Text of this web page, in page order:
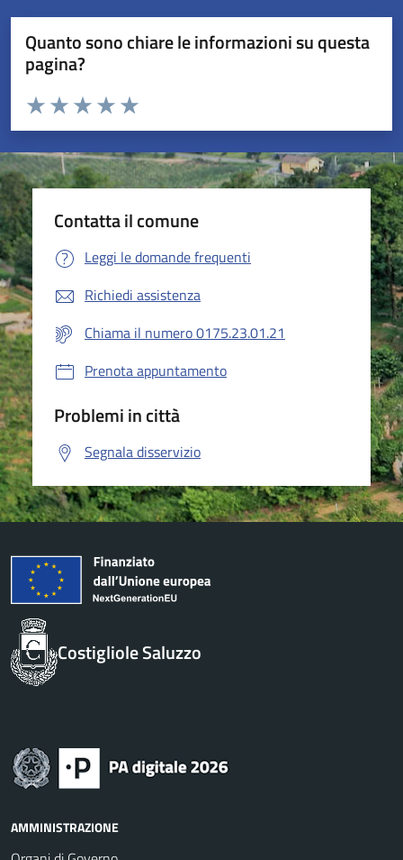
Quanto sono chiare le informazioni su questa
pagina?
Valuta da 1 a 5 stelle la pagina
Valuta 5 stelle su 5
Valuta 4 stelle su 5
Valuta 3 stelle su 5
Valuta 2 stelle su 5
Valuta 1 stelle su 5
Contatta il comune
Leggi le domande frequenti
Richiedi assistenza
Chiama il numero 0175.23.01.21
Prenota appuntamento
Problemi in città
Segnala disservizio
Costigliole Saluzzo
AMMINISTRAZIONE